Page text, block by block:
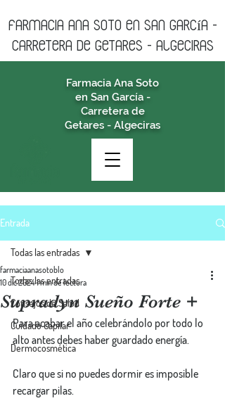
Farmacia Ana Soto
en San García -
Carretera de
Getares - Algeciras
farmacia ANA SOTO en san garcía -
CARRETERA DE GETARES - algeciras
Entrada
Todas las entradas
Consejos de Salud
Cuidado Capilar
Dermocosmética
Todas las entradas
Supradyn Sueño Forte +
farmaciaanasotoblo
10 dic 20241 min de lectura
Para acabar el año celebrándolo por todo lo
alto antes debes haber guardado energía.
Claro que si no puedes dormir es imposible
recargar pilas.